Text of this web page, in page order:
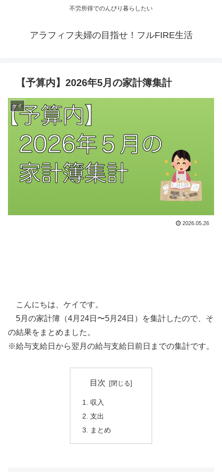
不労所得でのんびり暮らしたい
アラフィフ夫婦の目指せ！フルFIRE生活
【予算内】2026年5月の家計簿集計
ケイ
2026.05.26
こんにちは、ケイです。
5月の家計簿（4月24日〜5月24日）を集計したので、そ
の結果をまとめました。
※給与支給日から翌月の給与支給日前日までの集計です。
目次
収入
支出
まとめ